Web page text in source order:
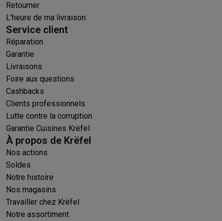
Retourner
L'heure de ma livraison
Service client
Réparation
Garantie
Livraisons
Foire aux questions
Cashbacks
Clients professionnels
Lutte contre la corruption
Garantie Cuisines Krëfel
À propos de Krëfel
Nos actions
Soldes
Notre histoire
Nos magasins
Travailler chez Krëfel
Notre assortiment